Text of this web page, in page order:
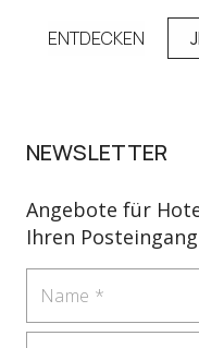
ENTDECKEN
NEWSLETTER
Angebote für
Ihren Posteingang